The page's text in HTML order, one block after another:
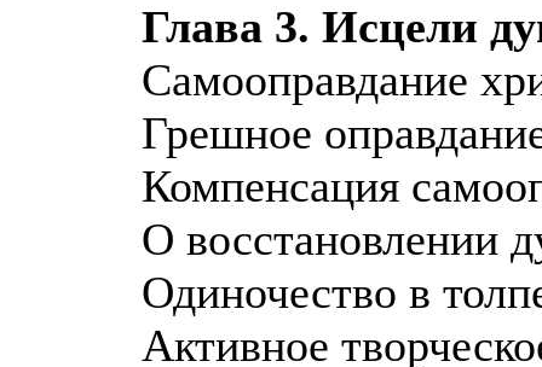
Глава 3. Исцели
Самооправдание
Грешное
Компенсация
О восстановлении
Одиночество в
Активное